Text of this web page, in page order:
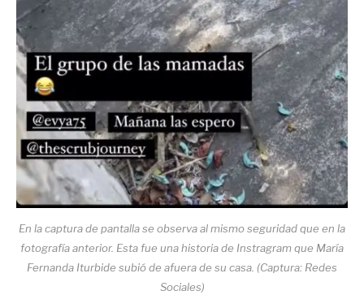
En la captura de pantalla se observa al mismo seguridad que en la
fotografía anterior. Esta fue una historia de Instragram que María
Fernanda Iturbide subió de afuera de su casa. (Captura: Redes
Sociales)